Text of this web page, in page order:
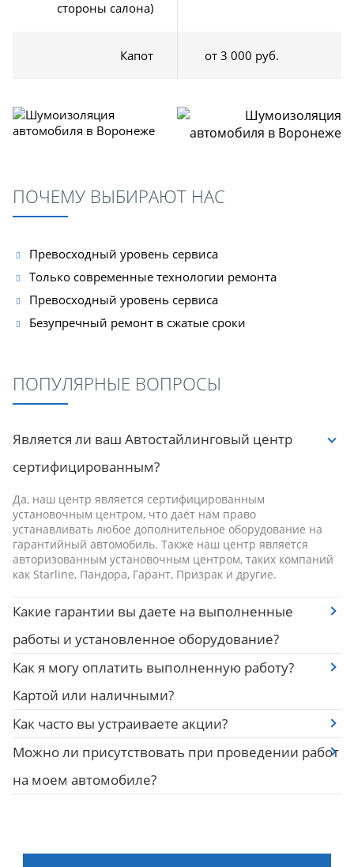
стороны салона)
Капот от 3 000 руб.
ПОЧЕМУ ВЫБИРАЮТ НАС
Превосходный уровень сервиса
Только современные технологии ремонта
Превосходный уровень сервиса
Безупречный ремонт в сжатые сроки
ПОПУЛЯРНЫЕ ВОПРОСЫ
Является ли ваш Автостайлинговый центр
сертифицированным?
Да, наш центр является сертифицированным
установочным центром, что даёт нам право
устанавливать любое дополнительное оборудование на
гарантийный автомобиль. Также наш центр является
авторизованным установочным центром, таких компаний
как Starline, Пандора, Гарант, Призрак и другие.
Какие гарантии вы даете на выполненные
работы и установленное оборудование?
Как я могу оплатить выполненную работу?
Картой или наличными?
Как часто вы устраиваете акции?
Можно ли присутствовать при проведении работ
на моем автомобиле?